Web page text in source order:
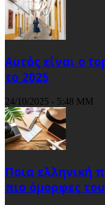
Αυτός είναι ο
το 2025
24/10/2025 - 5:48 ΜΜ
Ποια ελληνική
πιο όμορφες